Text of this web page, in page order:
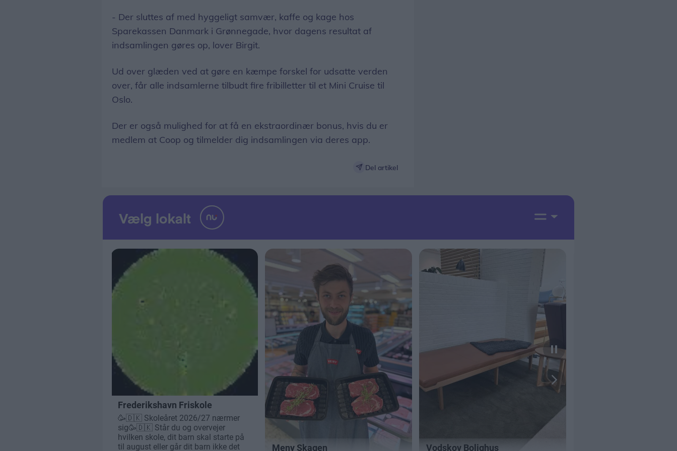
- Der sluttes af med hyggeligt samvær, kaffe og kage hos
Sparekassen Danmark i Grønnegade, hvor dagens resultat af
indsamlingen gøres op, lover Birgit.
Ud over glæden ved at gøre en kæmpe forskel for udsatte verden
over, får alle indsamlerne tilbudt fire fribilletter til et Mini Cruise til
Oslo.
Der er også mulighed for at få en ekstraordinær bonus, hvis du er
medlem at Coop og tilmelder dig indsamlingen via deres app.
Del artikel